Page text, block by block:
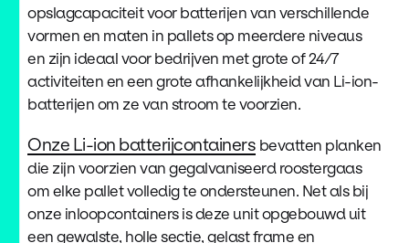
opslagcapaciteit voor batterijen van verschillende
vormen en maten in pallets op meerdere niveaus
en zijn ideaal voor bedrijven met grote of 24/7
activiteiten en een grote afhankelijkheid van Li-ion-
batterijen om ze van stroom te voorzien.
Onze Li-ion batterijcontainers bevatten planken
die zijn voorzien van gegalvaniseerd roostergaas
om elke pallet volledig te ondersteunen. Net als bij
onze inloopcontainers is deze unit opgebouwd uit
een gewalste, holle sectie, gelast frame en